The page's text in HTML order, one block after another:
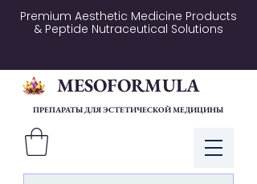
Premium Aesthetic Medicine Products
& Peptide Nutraceutical Solutions
Войти
MESOFORMULA
ПРЕПАРАТЫ ДЛЯ ЭСТЕТИЧЕСКОЙ МЕДИЦИНЫ